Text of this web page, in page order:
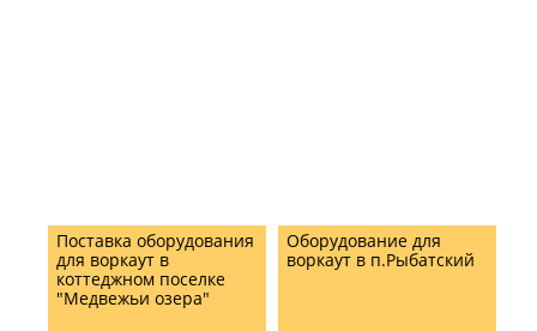
Поставка оборудования
для воркаут в
коттеджном поселке
"Медвежьи озера"
Оборудование для
воркаут в п.Рыбатский